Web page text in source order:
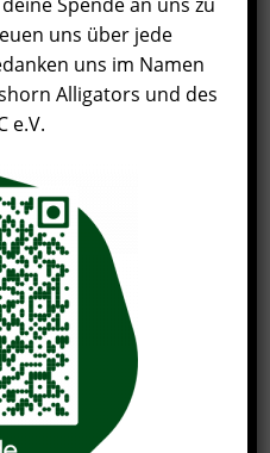
uns über jede
uns im Namen
Alligators und des
e.V.